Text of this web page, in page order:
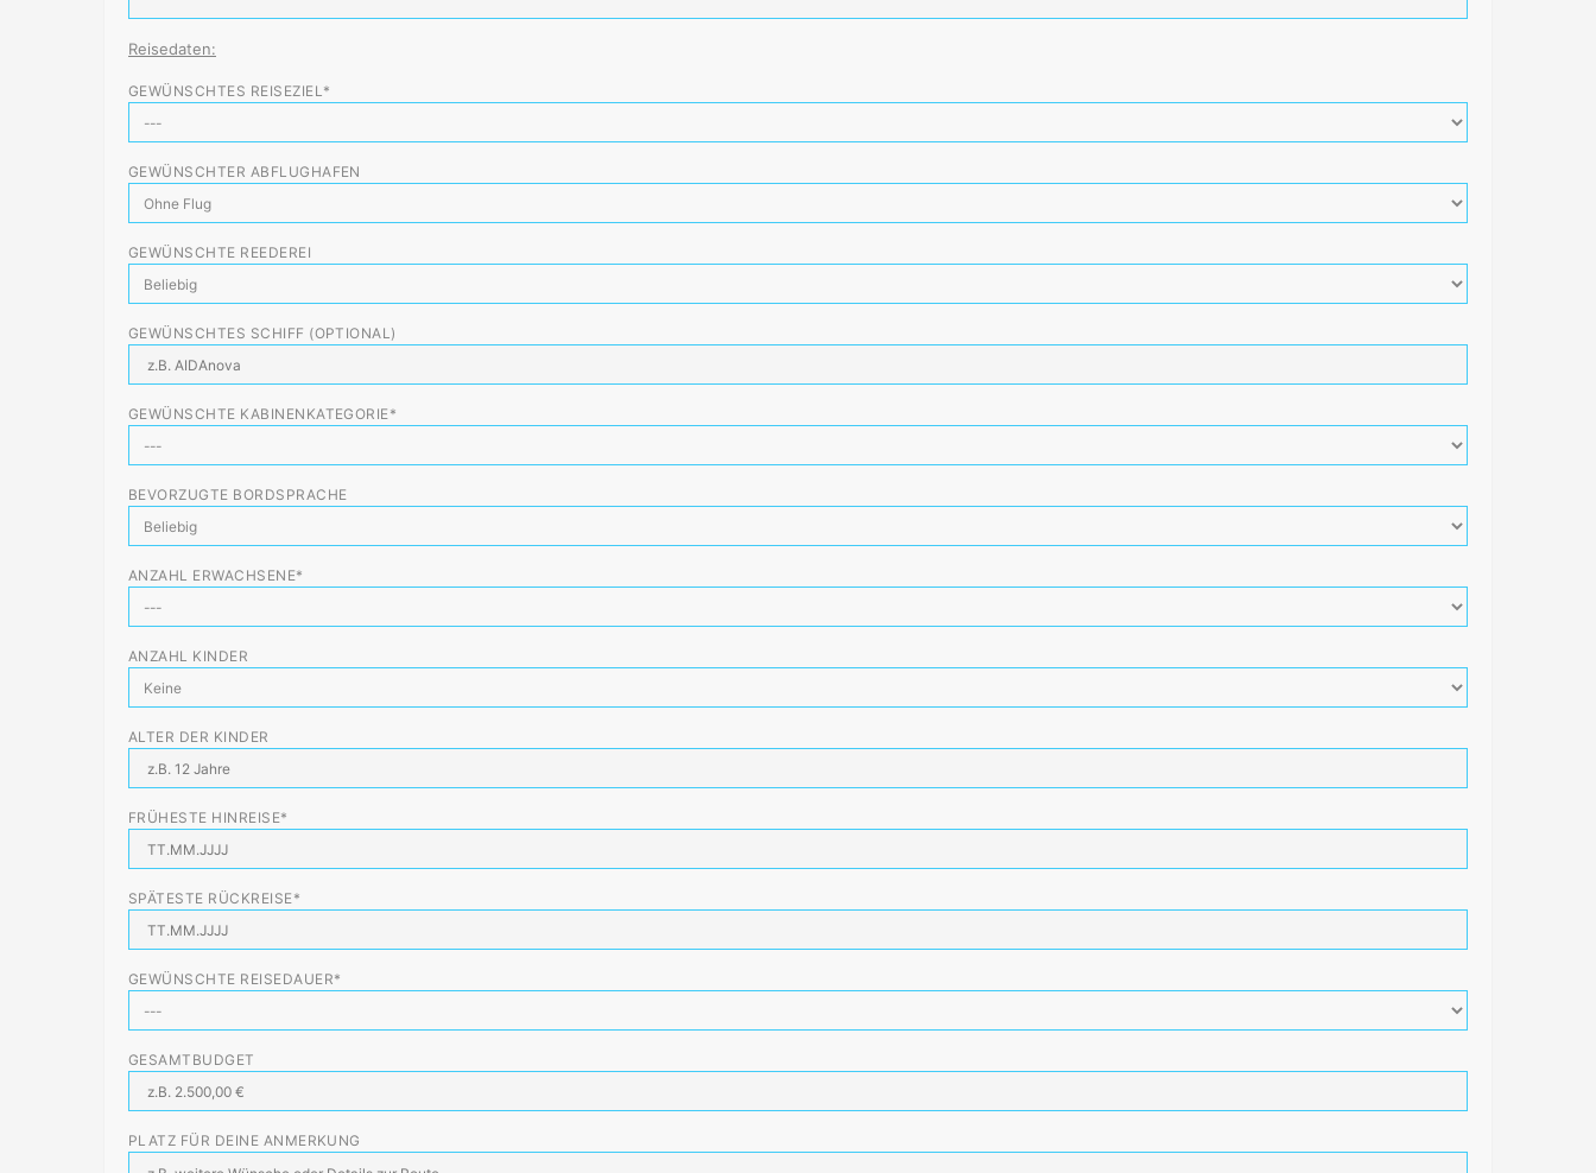
Reisedaten:
GEWÜNSCHTES REISEZIEL*
GEWÜNSCHTER ABFLUGHAFEN
GEWÜNSCHTE REEDEREI
GEWÜNSCHTES SCHIFF (OPTIONAL)
GEWÜNSCHTE KABINENKATEGORIE*
BEVORZUGTE BORDSPRACHE
ANZAHL ERWACHSENE*
ANZAHL KINDER
ALTER DER KINDER
FRÜHESTE HINREISE*
SPÄTESTE RÜCKREISE*
GEWÜNSCHTE REISEDAUER*
GESAMTBUDGET
PLATZ FÜR DEINE ANMERKUNG